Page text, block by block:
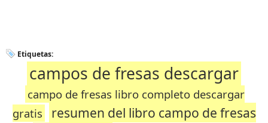
Etiquetas:
campos de fresas descargar
campo de fresas libro completo descargar
gratis
resumen del libro campo de fresas